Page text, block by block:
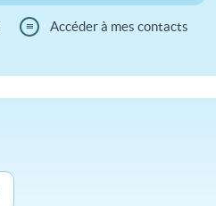
≡ Accéder à mes contacts